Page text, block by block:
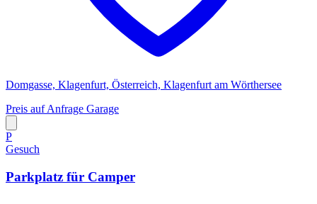
Domgasse, Klagenfurt, Österreich, Klagenfurt am Wörthersee
Preis auf Anfrage Garage
P
Gesuch
Parkplatz für Camper